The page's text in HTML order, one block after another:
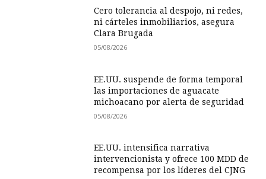
Cero tolerancia al despojo, ni redes,
ni cárteles inmobiliarios, asegura
Clara Brugada
05/08/2026
EE.UU. suspende de forma temporal
las importaciones de aguacate
michoacano por alerta de seguridad
05/08/2026
EE.UU. intensifica narrativa
intervencionista y ofrece 100 MDD de
recompensa por los líderes del CJNG